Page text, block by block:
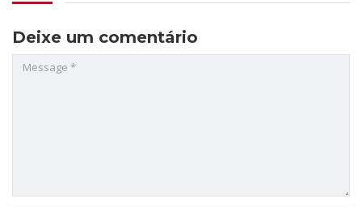
Deixe um comentário